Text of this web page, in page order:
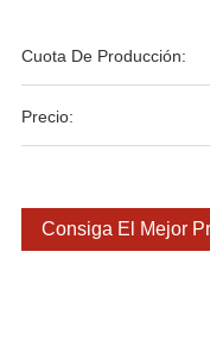
Cuota De Producción:
Precio:
Consiga El Mejor